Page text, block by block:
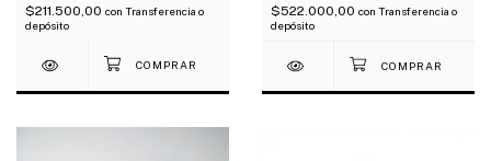
$211.500,00 con Transferencia o
depósito
$522.000,00 con Transferencia o
depósito